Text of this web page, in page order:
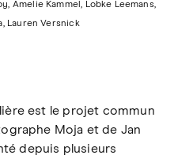
Amelie Kammel, Lobke Leemans,
Lauren Versnick
est le projet commun
Moja et de Jan
depuis plusieurs